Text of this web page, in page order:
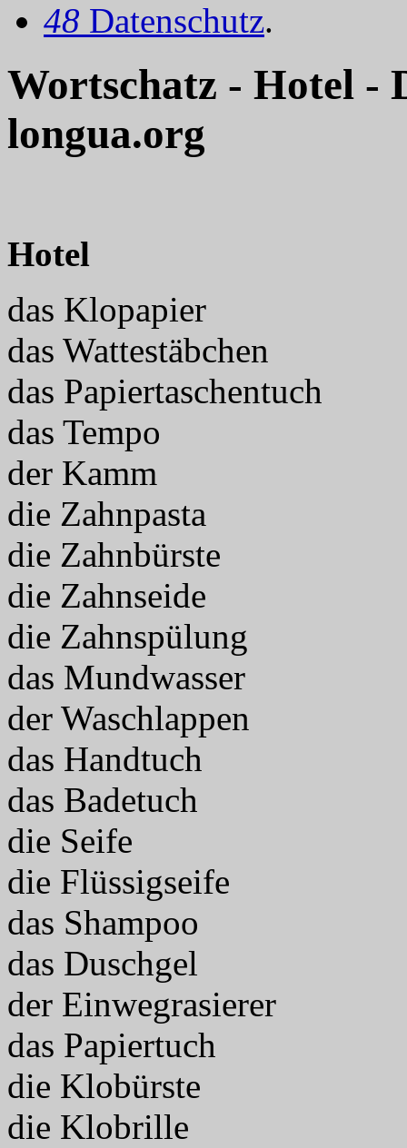
48 Datenschutz.
Wortschatz - Hotel -
longua.org
Hotel
das Klopapier
das Wattestäbchen
das Papiertaschentuch
das Tempo
der Kamm
die Zahnpasta
die Zahnbürste
die Zahnseide
die Zahnspülung
das Mundwasser
der Waschlappen
das Handtuch
das Badetuch
die Seife
die Flüssigseife
das Shampoo
das Duschgel
der Einwegrasierer
das Papiertuch
die Klobürste
die Klobrille